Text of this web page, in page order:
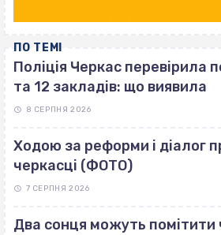
ПО ТЕМІ
Поліція Черкас перевірила
та 12 закладів: що виявила
8 СЕРПНЯ 2026
Ходою за реформи і діалог
черкасці (ФОТО)
7 СЕРПНЯ 2026
Два сонця можуть